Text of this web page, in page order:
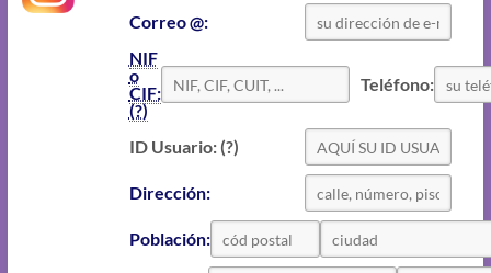
Correo @:
NIF
o
CIF:
(?)
Teléfono:
ID Usuario: (?)
Dirección:
Población: